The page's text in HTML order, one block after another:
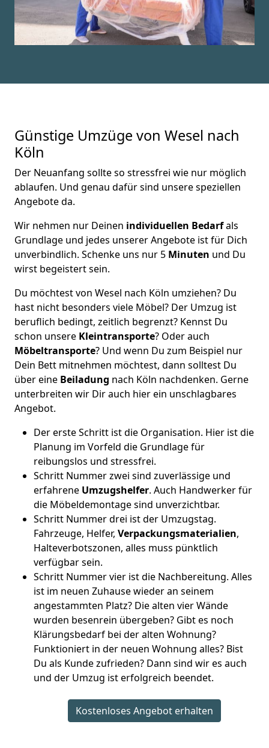
Günstige Umzüge von Wesel nach
Köln
Der Neuanfang sollte so stressfrei wie nur möglich
ablaufen. Und genau dafür sind unsere speziellen
Angebote da.
Wir nehmen nur Deinen individuellen Bedarfals
Grundlage und jedes unserer Angebote ist für Dich
unverbindlich. Schenke uns nur 5 Minuten und Du
wirst begeistert sein.
Du möchtest von Wesel nach Köln umziehen? Du
hast nicht besonders viele Möbel? Der Umzug ist
beruflich bedingt, zeitlich begrenzt? Kennst Du
schon unsere Kleintransporte? Oder auch
Möbeltransporte? Und wenn Du zum Beispiel nur
Dein Bett mitnehmen möchtest, dann solltest Du
über eine Beiladung nach Köln nachdenken. Gerne
unterbreiten wir Dir auch hier ein unschlagbares
Angebot.
Der erste Schritt ist die Organisation. Hier ist die
Planung im Vorfeld die Grundlage für
reibungslos und stressfrei.
Schritt Nummer zwei sind zuverlässige und
erfahrene Umzugshelfer. Auch Handwerker für
die Möbeldemontage sind unverzichtbar.
Schritt Nummer drei ist der Umzugstag.
Fahrzeuge, Helfer, Verpackungsmaterialien,
Halteverbotszonen, alles muss pünktlich
verfügbar sein.
Schritt Nummer vier ist die Nachbereitung. Alles
ist im neuen Zuhause wieder an seinem
angestammten Platz? Die alten vier Wände
wurden besenrein übergeben? Gibt es noch
Klärungsbedarf bei der alten Wohnung?
Funktioniert in der neuen Wohnung alles? Bist
Du als Kunde zufrieden? Dann sind wir es auch
und der Umzug ist erfolgreich beendet.
Kostenloses Angebot erhalten